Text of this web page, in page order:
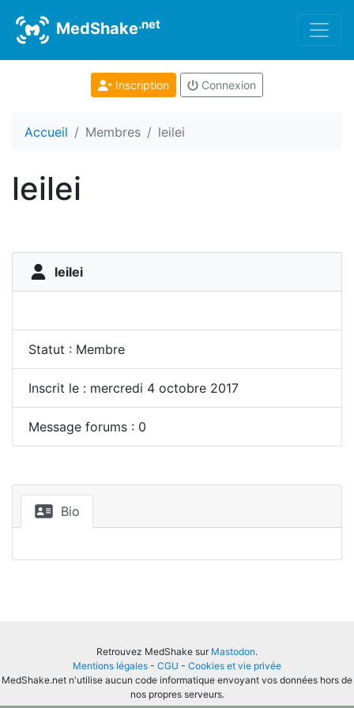
MedShake.net
Inscription Connexion
Accueil Membres leilei
leilei
leilei
Statut : Membre
Inscrit le : mercredi 4 octobre 2017
Message forums : 0
Bio
Retrouvez MedShake sur Mastodon.
Mentions légales - CGU - Cookies et vie privée
MedShake.net n'utilise aucun code informatique envoyant vos données hors de
nos propres serveurs.